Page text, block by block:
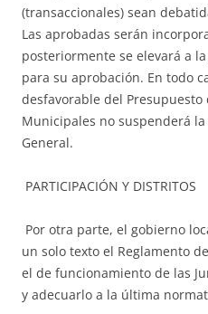
(transaccionales) sean
Las aprobadas serán
posteriormente se elevará a
para su aprobación. En todo
desfavorable del Presupuesto
Municipales no suspenderá
General.
PARTICIPACIÓN Y DISTRITOS
Por otra parte, el gobierno
un solo texto el Reglamento
el de funcionamiento de las
y adecuarlo a la última